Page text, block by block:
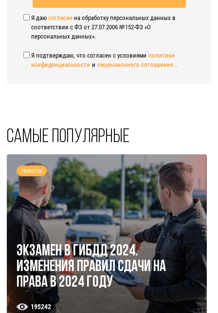
Я даю согласие на обработку персональных данных в
соответствии с ФЗ от 27.07.2006 №152-ФЗ «О
персональных данных».
Я подтверждаю, что согласен с условиями политики
конфиденциальности и лицензионного соглашения .
Самые популярные
Новости
Экзамен в ГИБДД 2024.
Изменения правил сдачи на
права в 2024 году
195242